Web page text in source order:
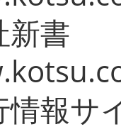
新書
情報サ